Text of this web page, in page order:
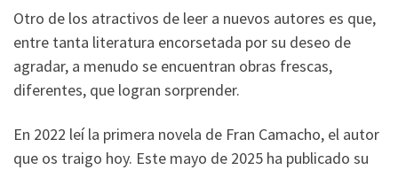
Otro de los atractivos de leer a nuevos autores es que,
entre tanta literatura encorsetada por su deseo de
agradar, a menudo se encuentran obras frescas,
diferentes, que logran sorprender.
En 2022 leí la primera novela de Fran Camacho, el autor
que os traigo hoy. Este mayo de 2025 ha publicado su